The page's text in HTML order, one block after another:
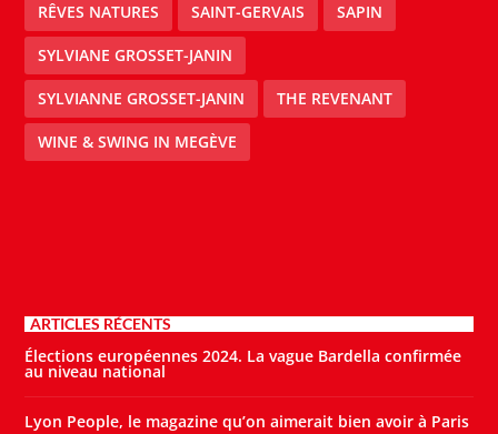
RÊVES NATURES SAINT-GERVAIS SAPIN
SYLVIANE GROSSET-JANIN
SYLVIANNE GROSSET-JANIN THE REVENANT
WINE & SWING IN MEGÈVE
ARTICLES RÉCENTS
Élections européennes 2024. La vague Bardella confirmée
au niveau national
Lyon People, le magazine qu’on aimerait bien avoir à Paris